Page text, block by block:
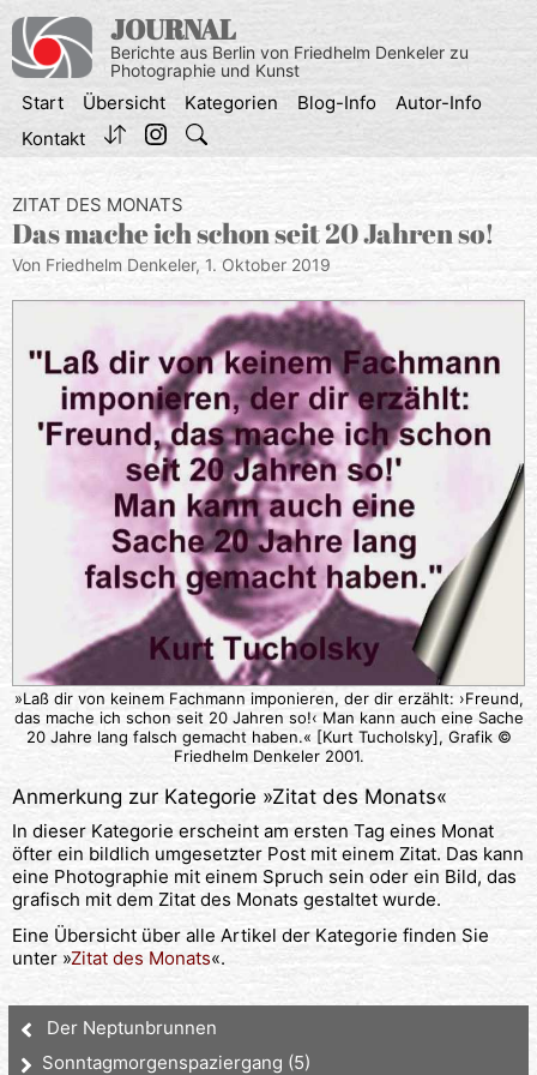
Inhalt
springen
JOURNAL
Berichte aus Berlin von Friedhelm Denkeler zu
Photographie und Kunst
Start Übersicht Kategorien Blog-Info
Autor-Info
Kontakt
ZITAT DES MONATS
Das mache ich schon seit 20 Jahren so!
Von Friedhelm Denkeler, 1. Oktober 2019
»Laß dir von keinem Fachmann imponieren, der dir erzählt: ›Freund,
das mache ich schon seit 20 Jahren so!‹ Man kann auch eine Sache
20 Jahre lang falsch gemacht haben.« [Kurt Tucholsky], Grafik ©
Friedhelm Denkeler 2001.
Anmerkung zur Kategorie »Zitat des Monats«
In dieser Kategorie erscheint am ersten Tag eines Monat
öfter ein bildlich umgesetzter Post mit einem Zitat. Das kann
eine Photographie mit einem Spruch sein oder ein Bild, das
grafisch mit dem Zitat des Monats gestaltet wurde.
Eine Übersicht über alle Artikel der Kategorie finden Sie
unter »Zitat des Monats«.
Der Neptunbrunnen
Sonntagmorgenspaziergang (5)